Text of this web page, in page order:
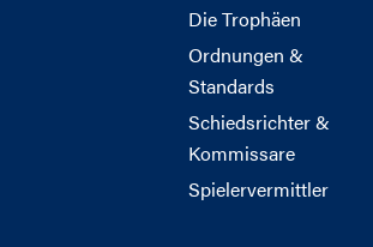
Die Trophäen
Ordnungen &
Standards
Schiedsrichter &
Kommissare
Spielervermittler